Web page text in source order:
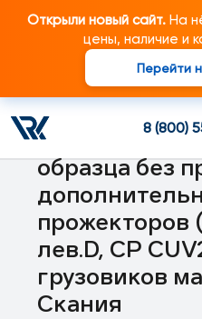
Открыли новый сайт.На
цены, наличие и
Перейти
8 (800)
2299739 Жгут
по бамперу
образца без
прожекторов
лев.D, CP
грузовиков
Скания